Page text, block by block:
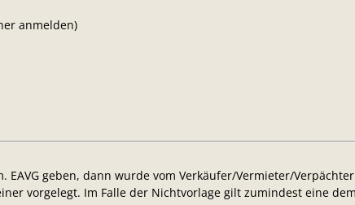
anmelden)
EAVG geben, dann wurde vom Verkäufer/Vermieter/
vorgelegt. Im Falle der Nichtvorlage gilt zumindest eine